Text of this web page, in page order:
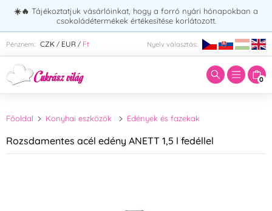
☀️🔥 Tájékoztatjuk vásárlóinkat, hogy a forró nyári hónapokban a
csokoládétermékek értékesítése korlátozott.
Pénznem: CZK / EUR / Ft Nyelv választás:
0
Adja meg a keresett kifejezést:
Főoldal Konyhai eszközök Edények és fazekak
Rozsdamentes acél edény ANETT 1,5 l fedéllel